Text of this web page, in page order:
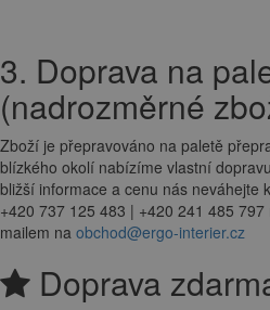
3. Doprava na
(nadrozměrné
Zboží je přepravováno na paletě
blízkého okolí nabízíme vlastní
bližší informace a cenu nás neváhejte
+420 737 125 483 | +420 241 485
mailem na obchod@ergo-interier.cz
Doprava